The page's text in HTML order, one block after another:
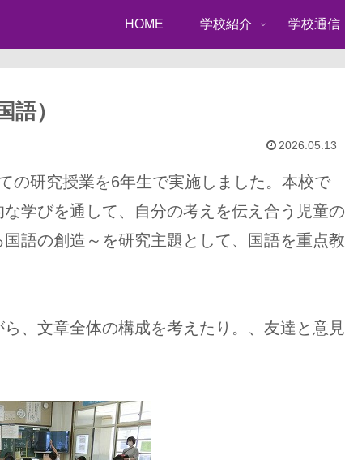
HOME 学校紹介 学校通信
）
2026.05.13
の研究授業を6年生で実施しました。本校で
学びを通して、自分の考えを伝え合う児童の
語の創造～を研究主題として、国語を重点教
、文章全体の構成を考えたり。、友達と意見